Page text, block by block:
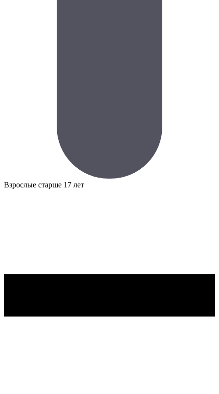
Взрослые старше 17 лет